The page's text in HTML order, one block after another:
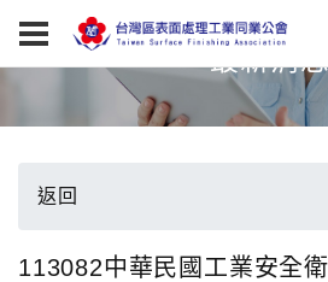
最新消
返回
113082中華民國工業安全